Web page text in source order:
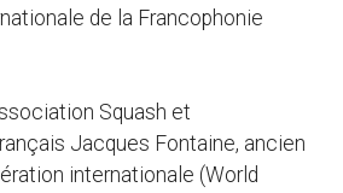
de la Francophonie
Squash et
Jacques Fontaine, ancien
internationale (World